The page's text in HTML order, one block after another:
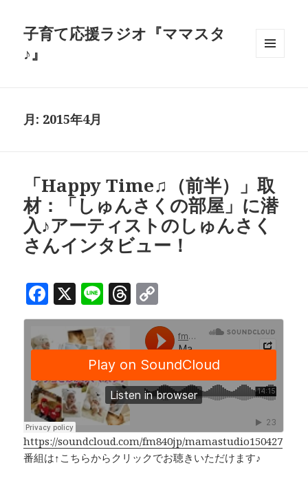
子育て応援ラジオ『ママスタ
♪』
月: 2015年4月
「Happy Time♫（前半）」取
材：「しゅんさくの部屋」に潜
入♪アーティストのしゅんさく
さんインタビュー！
F
a
c
e
b
o
o
k
X Li
n
e
T
h
e
a
d
s
o
p
y
Li
n
k
https://soundcloud.com/fm840jp/mamastudio150427
番組は↑こちらからクリックでお聴きいただけます♪